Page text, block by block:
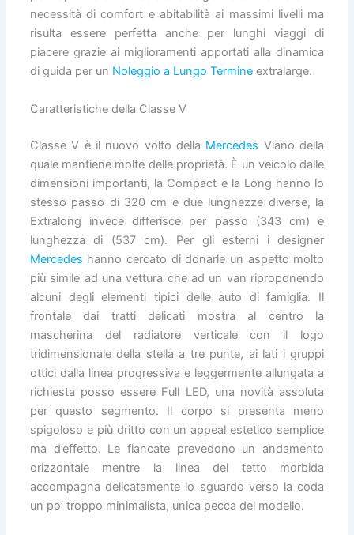
necessità di comfort e abitabilità ai massimi livelli ma
risulta essere perfetta anche per lunghi viaggi di
piacere grazie ai miglioramenti apportati alla dinamica
di guida per un Noleggio a Lungo Termineextralarge.
Caratteristiche della Classe V
Classe V è il nuovo volto della Mercedes Viano della
quale mantiene molte delle proprietà. È un veicolo dalle
dimensioni importanti, la Compact e la Long hanno lo
stesso passo di 320 cm e due lunghezze diverse, la
Extralong invece differisce per passo (343 cm) e
lunghezza di (537 cm). Per gli esterni i designer
Mercedes hanno cercato di donarle un aspetto molto
più simile ad una vettura che ad un van riproponendo
alcuni degli elementi tipici delle auto di famiglia. Il
frontale dai tratti delicati mostra al centro la
mascherina del radiatore verticale con il logo
tridimensionale della stella a tre punte, ai lati i gruppi
ottici dalla linea progressiva e leggermente allungata a
richiesta posso essere Full LED, una novità assoluta
per questo segmento. Il corpo si presenta meno
spigoloso e più dritto con un appeal estetico semplice
ma d’effetto. Le fiancate prevedono un andamento
orizzontale mentre la linea del tetto morbida
accompagna delicatamente lo sguardo verso la coda
un po’ troppo minimalista, unica pecca del modello.